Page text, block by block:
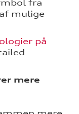
fra
mulige
på
mere